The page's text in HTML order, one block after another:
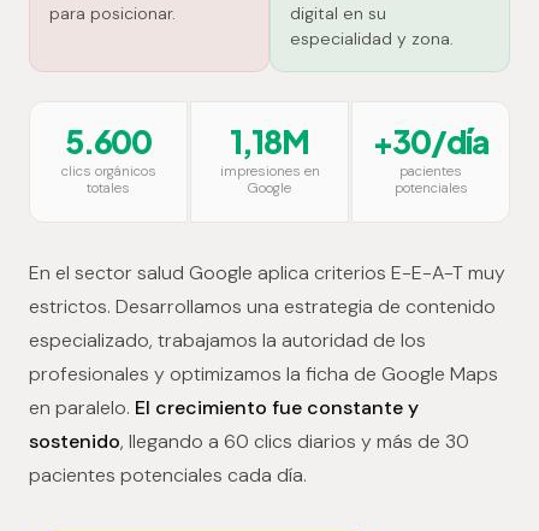
para posicionar.
digital en su
especialidad y zona.
5.600
clics orgánicos
totales
1,18M
impresiones en
Google
+30/día
pacientes
potenciales
En el sector salud Google aplica criterios E-E-A-T muy
estrictos. Desarrollamos una estrategia de contenido
especializado, trabajamos la autoridad de los
profesionales y optimizamos la ficha de Google Maps
en paralelo. El crecimiento fue constante y
sostenido, llegando a 60 clics diarios y más de 30
pacientes potenciales cada día.